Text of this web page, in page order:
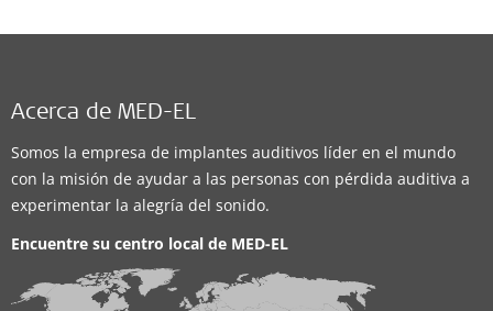
Acerca de MED-EL
Somos la empresa de implantes auditivos líder en el mundo
con la misión de ayudar a las personas con pérdida auditiva a
experimentar la alegría del sonido.
Encuentre su centro local de MED-EL